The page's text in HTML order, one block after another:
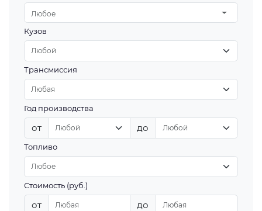
Любое
Кузов
Трансмиссия
Год производства
от до
Топливо
Стоимость (руб.)
от до